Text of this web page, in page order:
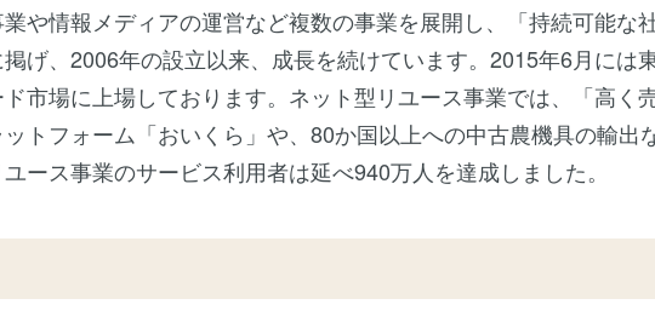
や情報メディアの運営など複数の事業を展開し、「持続可能な
げ、2006年の設立以来、成長を続けています。2015年6月には
市場に上場しております。ネット型リユース事業では、「高く
トフォーム「おいくら」や、80か国以上への中古農機具の輸出
ース事業のサービス利用者は延べ940万人を達成しました。